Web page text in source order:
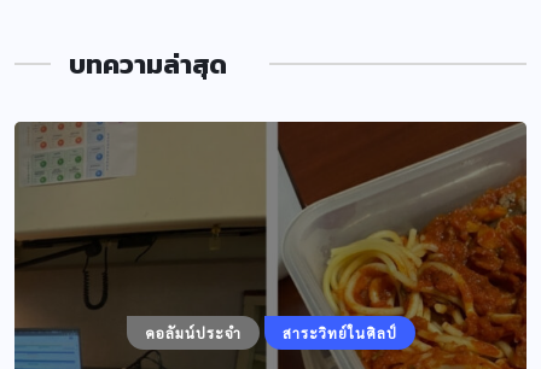
บทความล่าสุด
คอลัมน์ประจำ สาระวิทย์ในศิลป์